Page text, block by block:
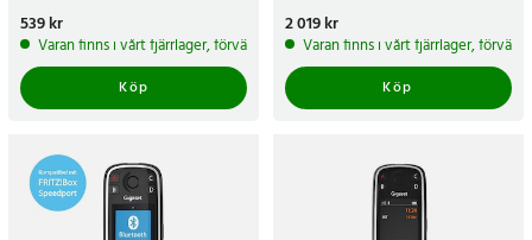
Pris:539 kr
539 kr
Varan finns i vårt fjärrlager, förväntas skickas inom 5-7 arbetsdagar
Köp
Pris:2 019 kr
2 019 kr
Varan finns i vårt fjärrlager,
Köp